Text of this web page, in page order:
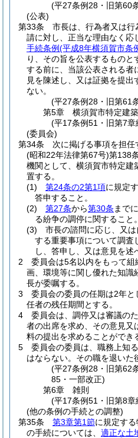
(平27条例28・旧第60
(公表)
第33条
市長は、行為者又は行
請に対し、正当な理由なく応
手続条例(平成8年横須賀市条
り、その旨を公表するものと
する前に、当該公表される者
見を陳述し、又は証拠を提
ない。
(平27条例28・旧第61
第5章
横須賀市特定建
(平17条例51・旧第7章
(委員会)
第34条
次に掲げる事項を担
(昭和22年法律第67号)第138
機関として、横須賀市特定建
置する。
(1)
第24条の2第1項に規定
答申すること。
(2)
第27条から第30条 まで
る紛争の調停に関すること。
(3)
市長の諮問に応じ、又
する重要事項について調査
し、答申し、又は意見を述
2
委員会は5名以内をもって
画、環境等に関し優れた知識
長が委嘱する。
3
委員会の委員の任期は2年
任者の残任期間とする。
4
委員会は、調停又は審議の
者の出席を求め、その意見又
料の提出を求めることができ
5
委員会の委員は、職務上知
はならない。 その職を退いた
(平27条例28・旧第62
85・一部改正)
第6章
雑則
(平17条例51・旧第8章
(他の条例の手続との調整)
第35条
第3章第1節に規定す
の手続については、 適正な土